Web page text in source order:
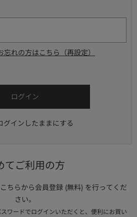
忘れの方はこちら（再設定）
グインしたままにする
てご利用の方
ちらから会員登録 (無料) を行ってくだ
さい。
ワードでログインいただくと、便利にお買い